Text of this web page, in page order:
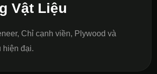
Vật Liệu
Chỉ cạnh viền, Plywood và
hiện đại.